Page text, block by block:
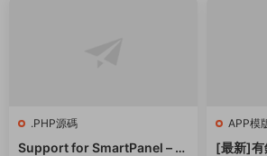
.PHP源碼
Support for SmartPanel – S
APP模
[最新]有